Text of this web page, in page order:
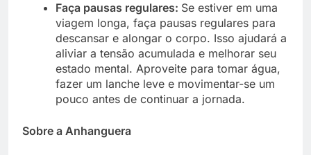
Faça pausas regulares: Se estiver em uma
viagem longa, faça pausas regulares para
descansar e alongar o corpo. Isso ajudará a
aliviar a tensão acumulada e melhorar seu
estado mental. Aproveite para tomar água,
fazer um lanche leve e movimentar-se um
pouco antes de continuar a jornada.
Sobre a Anhanguera